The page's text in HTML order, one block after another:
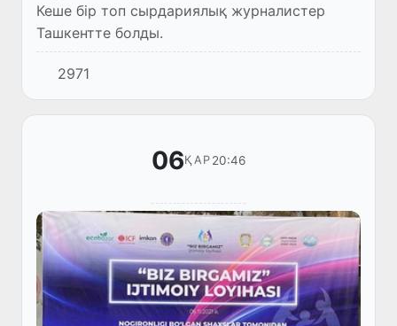
Кеше бір топ сырдариялық журналистер
Ташкентте болды.
2971
06ҚАР 20:46